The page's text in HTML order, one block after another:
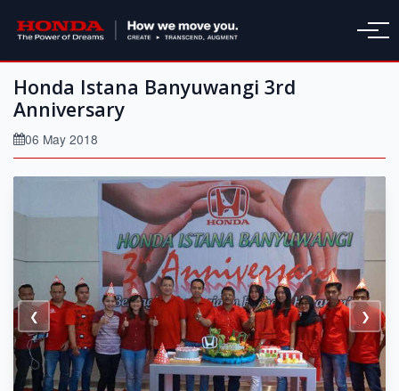
Honda Istana Banyuwangi 3rd
Anniversary
06 May 2018
❮ ❯